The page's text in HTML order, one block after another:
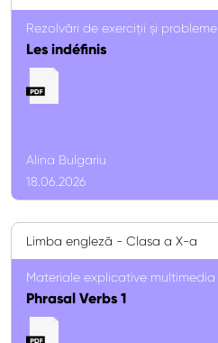
Rezolvări de exerciții și probleme
Les indéfinis
Alina Bulgariu
18.06.2026
Limba engleză - Clasa a X-a
Materiale explicative multimedia
Phrasal Verbs 1